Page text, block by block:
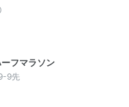
フマラソン
9先